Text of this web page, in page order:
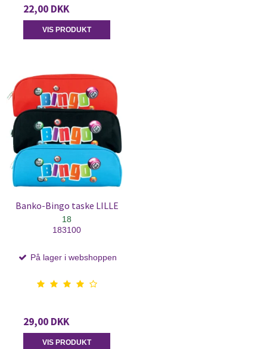
22,00 DKK
VIS PRODUKT
Banko-Bingo taske LILLE
18
183100
På lager i webshoppen
29,00 DKK
VIS PRODUKT